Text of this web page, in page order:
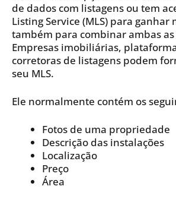
de dados com listagens ou tem
Listing Service (MLS) para ganhar
também para combinar ambas
Empresas imobiliárias,
corretoras de listagens podem
seu MLS.
Ele normalmente contém os
Fotos de uma propriedade
Descrição das instalações
Localização
Preço
Área